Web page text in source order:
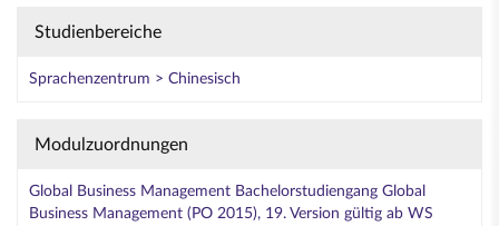
Studienbereiche
Sprachenzentrum > Chinesisch
Modulzuordnungen
Global Business Management Bachelorstudiengang Global
Business Management (PO 2015), 19. Version gültig ab WS